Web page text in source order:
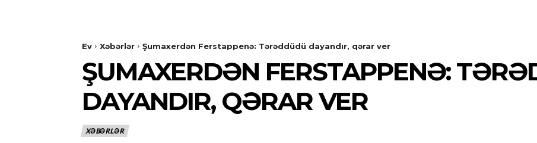
Ev Xəbərlər Şumaxerdən Ferstappenə: Tərəddüdü dayandır, qərar ver
ŞUMAXERDƏN FERSTAPPENƏ:
DAYANDIR, QƏRAR VER
XƏBƏRLƏR